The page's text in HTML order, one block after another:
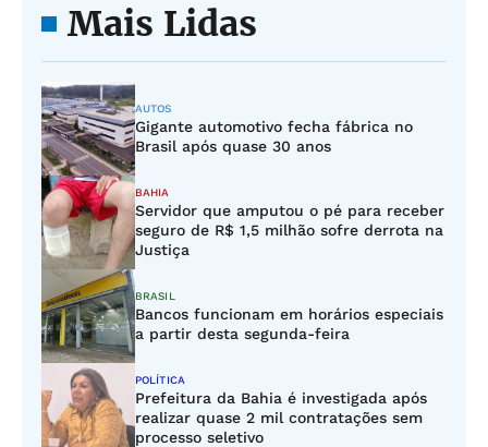
Mais Lidas
AUTOS
Gigante automotivo fecha fábrica no
Brasil após quase 30 anos
BAHIA
Servidor que amputou o pé para receber
seguro de R$ 1,5 milhão sofre derrota na
Justiça
BRASIL
Bancos funcionam em horários especiais
a partir desta segunda-feira
POLÍTICA
Prefeitura da Bahia é investigada após
realizar quase 2 mil contratações sem
processo seletivo